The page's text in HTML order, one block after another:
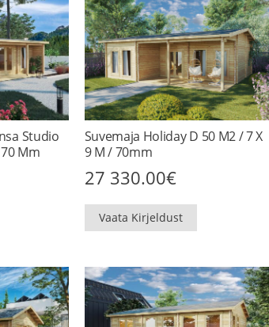
Studio
Mm
Suvemaja Holiday D 50 M2 / 7 X
9 M / 70mm
27 330.00€
Vaata Kirjeldust